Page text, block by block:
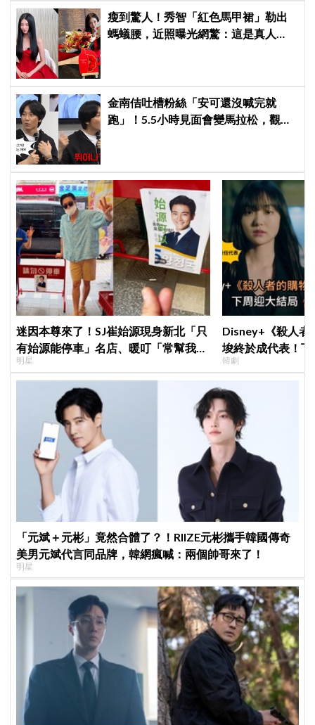
瘦到驚人！秀智「紅色馬甲裙」勒出
螞蟻腰，近照曝光網驚：這是真人
金南佶吐槽粉絲「安可還沒喊完就
跑」！5.5小時見面會變馬拉松，觀眾
迷因本尊來了！SJ崔始源現身新北「只
有始源能停車」名店、暖叮「常幫我換
照片」，店家尖叫合照網笑翻：這輩子
不能脫粉了
明星
Disney+《殺人者
埈終於成代表！
現成最大伏筆
韓劇
「元斌＋元彬」竟然合體了？！RIIZE元彬攜手韓國傳奇
美男元斌代言同品牌，韓網瘋喊：兩個帥哥來了！
明星